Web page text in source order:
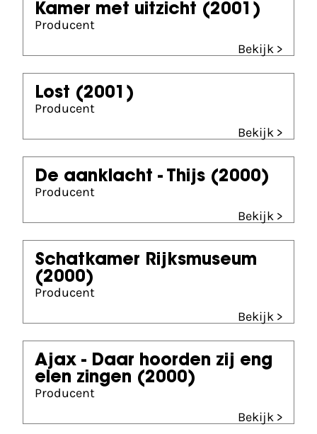
Kamer met uitzicht (2001)
Producent
Bekijk >
Lost (2001)
Producent
Bekijk >
De aanklacht - Thijs (2000)
Producent
Bekijk >
Schatkamer Rijksmuseum
(2000)
Producent
Bekijk >
Ajax - Daar hoorden zij eng
elen zingen (2000)
Producent
Bekijk >